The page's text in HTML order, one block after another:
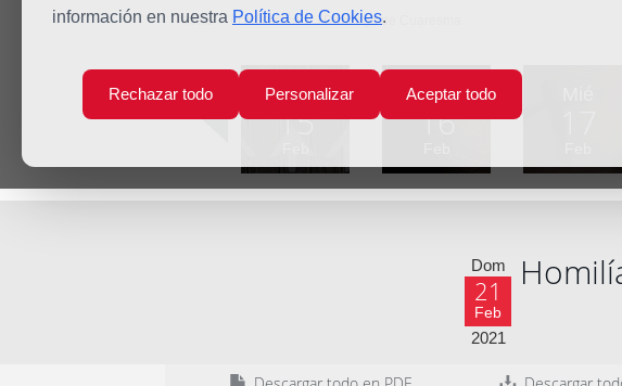
información en nuestra Política de Cookies.
Rechazar todo Personalizar Aceptar todo
Inicio Predicación I Domingo de Cuaresma
Lun
15
Mar
16
Dom
21
Feb
2021